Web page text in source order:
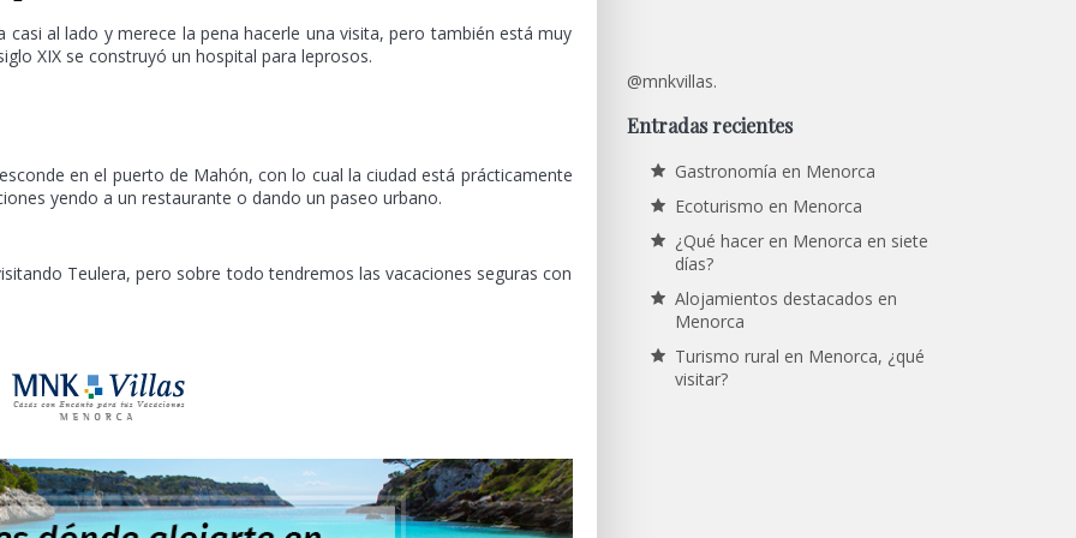
al lado y merece la pena hacerle una visita, pero también está muy
XIX se construyó un hospital para leprosos.
en el puerto de Mahón, con lo cual la ciudad está prácticamente
yendo a un restaurante o dando un paseo urbano.
Teulera, pero sobre todo tendremos las vacaciones seguras con
@mnkvillas.
Entradas recientes
Gastronomía en Menorca
Ecoturismo en Menorca
¿Qué hacer en Menorca en siete
días?
Alojamientos destacados en
Menorca
Turismo rural en Menorca, ¿qué
visitar?